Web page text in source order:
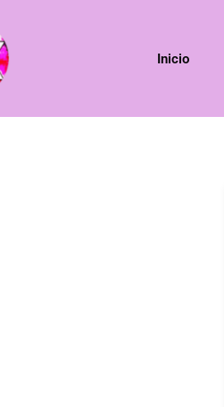
Inicio